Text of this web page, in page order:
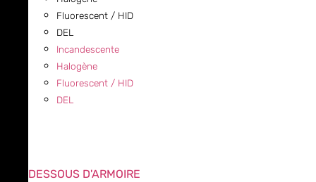
Fluorescent / HID
DEL
Incandescente
Halogène
Fluorescent / HID
DEL
DESSOUS D'ARMOIRE